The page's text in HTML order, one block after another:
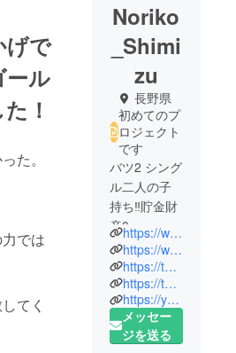
げで
ール
！
た。
では
てく
Noriko
_Shimi
zu
長野県
初めてのプ
ロジェクト
です
バツ2 シング
ル二人の子
持ち‼️貯金財
産0
世間に馴染
めない子供
を育てなが
ら、
諦めきれな
い事があっ
https://www.facebook.com/profile.php?id=100010333024666
https://www.instagram.com/norizou.ga.tora8?igsh=N3Rod3l3aG5ldjNj
https://toraya.love/?
https://toraya.love/guesthouse/?
https://youtube.com/@user-il8oy4fr6e?si=kUfTS-oIvCZQ7fcb
メッセー
ジを送る